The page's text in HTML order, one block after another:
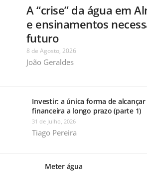
A “crise” da água em
e ensinamentos
futuro
8 de Agosto, 2026
João Geraldes
Investir: a única forma de
financeira a longo prazo (parte 1)
31 de Julho, 2026
Tiago Pereira
Meter água